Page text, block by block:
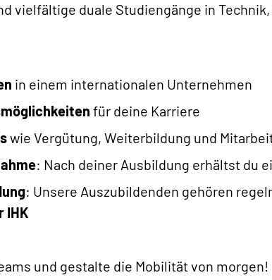
vielfältige duale Studiengänge in
in einem internationalen Unternehmen
für deine Karriere
wie Vergütung, Weiterbildung und
: Nach deiner Ausbildung erhältst du
: Unsere Auszubildenden gehören
IHK
und gestalte die Mobilität von morgen!